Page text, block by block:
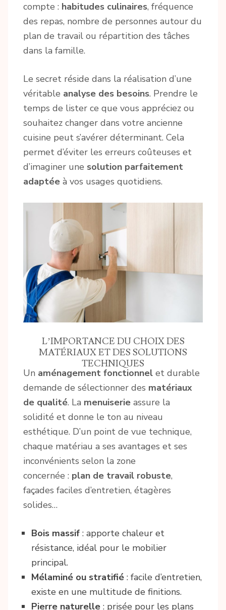
compte : habitudes culinaires, fréquence
des repas, nombre de personnes autour du
plan de travail ou répartition des tâches
dans la famille.
Le secret réside dans la réalisation d’une
véritable analyse des besoins. Prendre le
temps de lister ce que vous appréciez ou
souhaitez changer dans votre ancienne
cuisine peut s’avérer déterminant. Cela
permet d’éviter les erreurs coûteuses et
d’imaginer une solution parfaitement
adaptée à vos usages quotidiens.
L’IMPORTANCE DU CHOIX DES
MATÉRIAUX ET DES SOLUTIONS
TECHNIQUES
Un aménagement fonctionnel et durable
demande de sélectionner des matériaux
de qualité. La menuiserie assure la
solidité et donne le ton au niveau
esthétique. D’un point de vue technique,
chaque matériau a ses avantages et ses
inconvénients selon la zone
concernée : plan de travail robuste,
façades faciles d’entretien, étagères
solides…
Bois massif : apporte chaleur et
résistance, idéal pour le mobilier
principal.
Mélaminé ou stratifié : facile d’entretien,
existe en une multitude de finitions.
Pierre naturelle : prisée pour les plans